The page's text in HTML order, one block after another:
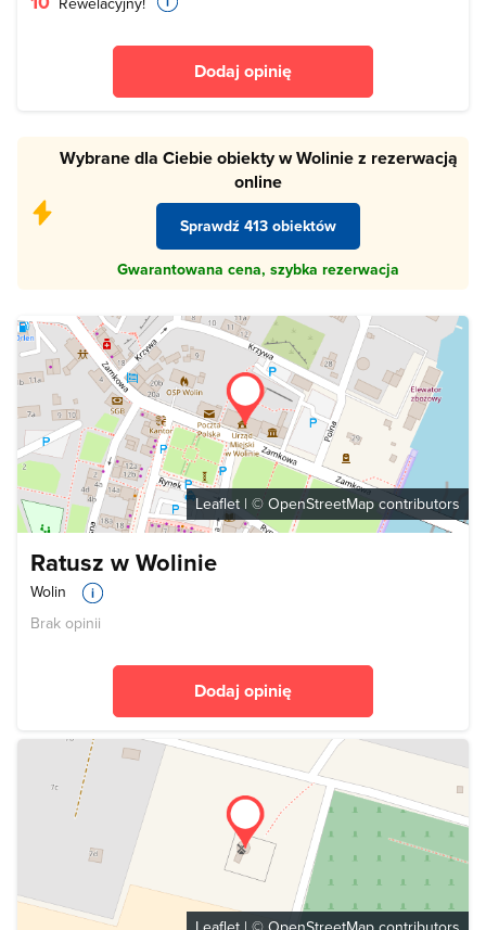
Dodaj opinię
Wybrane dla Ciebie obiekty w Wolinie z rezerwacją
online
Sprawdź 413 obiektów
Gwarantowana cena, szybka rezerwacja
Leaflet | © OpenStreetMap contributors
Ratusz w Wolinie
Wolin
Brak opinii
Dodaj opinię